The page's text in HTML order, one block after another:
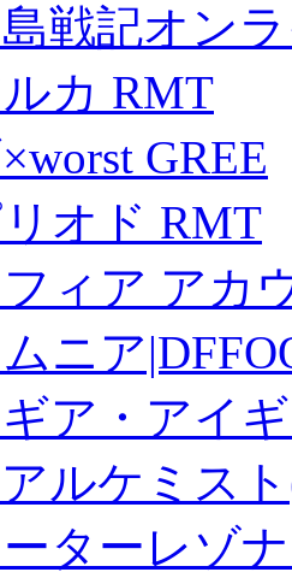
戦記オン
カ RMT
GREE
オド RMT
ィア アカ
ニア
ア・アイ
ルケミス
ターレゾ